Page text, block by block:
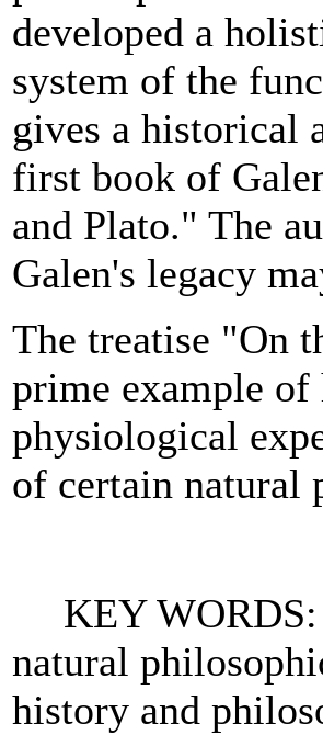
developed a
system of the
gives a historical
first book of
and Plato." The
Galen's legacy
The treatise "On
prime example of
physiological
of certain natural
KEY
natural
history and